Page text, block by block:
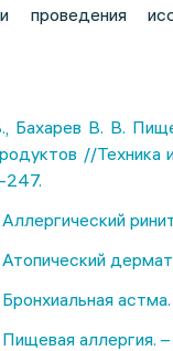
проведения
Бахарев В. В.
//Техника
247.
аллергия.